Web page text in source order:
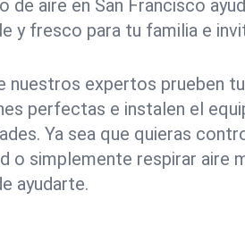
de aire en San Francisco
y fresco para tu familia e
nuestros expertos prueben
perfectas e instalen el
Ya sea que quieras
o simplemente respirar aire
ayudarte.